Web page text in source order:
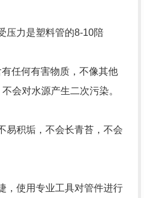
压力是塑料管的8-10陪
任何有害物质，不像其他
会对水源产生二次污染。
易积垢，不会长青苔，不会
，使用专业工具对管件进行